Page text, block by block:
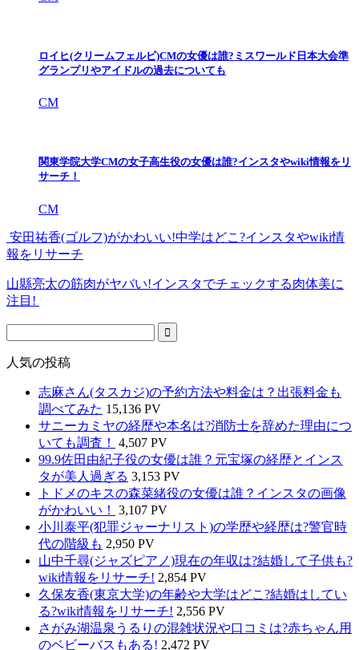
ロイヒ(クリームフェルビ)CMの女優は誰?ミスワールド日本大会準
グランプリやアイドルの過去についても
CM
関東学院大学CMの女子高生役の女優は誰?インスタやwiki情報をリ
サーチ！
CM
安田祐香(ゴルフ)がかわいい!中学はどこ?インスタやwiki情
報をリサーチ
山縣亮太の筋肉がヤバい!インスタでチェックする肉体美に
注目!
人気の投稿
志麻さん(タスカジ)の予約方法や料金は？出張料金も
調べてみた 15,136 PV
サニーカミヤの経歴や本名は?消防士を辞めた理由につ
いても調査！
4,507 PV
99.9佐田由紀子役の女優は誰？元宝塚の経歴とインス
タが美人過ぎる 3,153 PV
トドメのキスの森菜緒役の女優は誰？インスタの画像
がかわいい！
3,107 PV
小川泰平(犯罪ジャーナリスト)の学歴や経歴は?警官時
代の階級も 2,950 PV
山中千尋(ジャズピアノ)現在の年収は?結婚して子供も?
wiki情報をリサーチ! 2,854 PV
久保友香(東京大学)の年齢や大学はどこ?結婚はしてい
る?wiki情報をリサーチ! 2,556 PV
さがみ湖温泉うるりの混雑状況や口コミは?赤ちゃん用
のベビーバスもある! 2,472 PV